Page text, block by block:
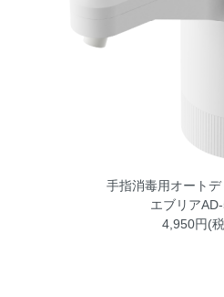
手指消毒用オート
エブリア
4,950円(